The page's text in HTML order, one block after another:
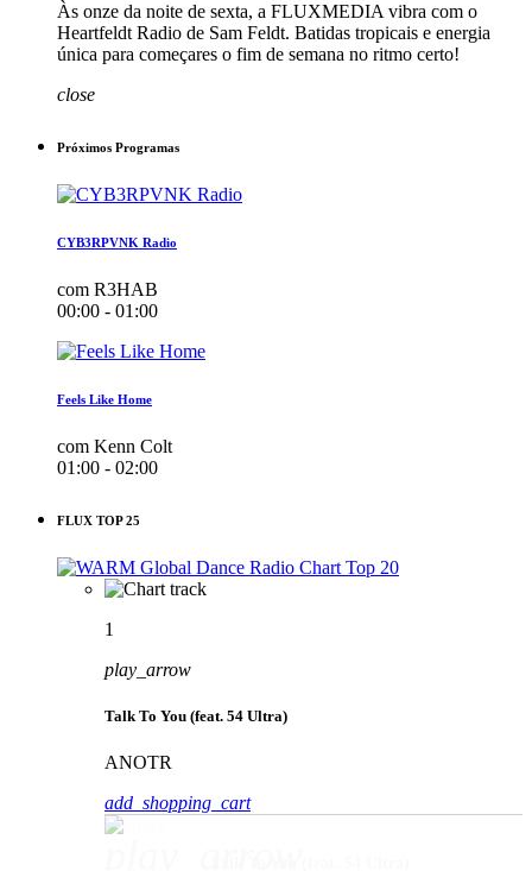
Às onze da noite de sexta, a FLUXMEDIA vibra com o
Heartfeldt Radio de Sam Feldt. Batidas tropicais e energia
única para começares o fim de semana no ritmo certo!
close
Próximos Programas
CYB3RPVNK Radio
com R3HAB
00:00 - 01:00
Feels Like Home
com Kenn Colt
01:00 - 02:00
FLUX TOP 25
1
play_arrow
Talk To You (feat. 54 Ultra)
ANOTR
add_shopping_cart